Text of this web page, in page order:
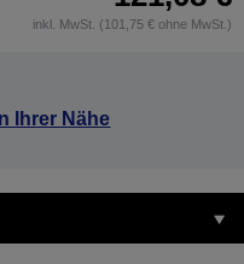
inkl. MwSt. (101,75 € ohne MwSt.)
Ihrer Nähe